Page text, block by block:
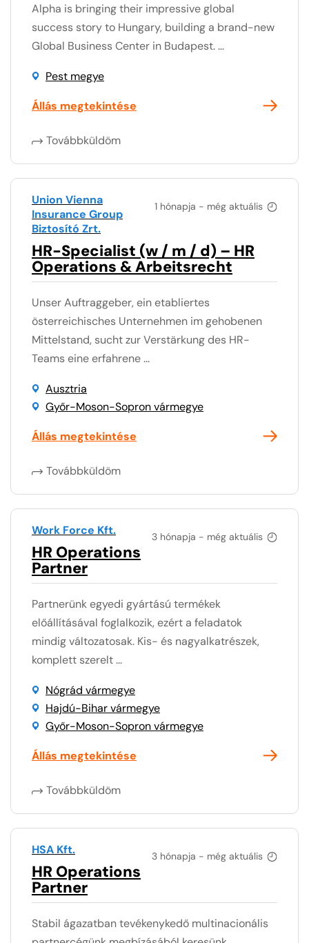
Alpha is bringing their impressive global
success story to Hungary, building a brand-new
Global Business Center in Budapest. ...
Pest megye
Állás megtekintése
Továbbküldöm
1 hónapja - még aktuális
Union Vienna
Insurance Group
Biztosító Zrt.
HR-Specialist (w / m / d) – HR
Operations & Arbeitsrecht
Unser Auftraggeber, ein etabliertes
österreichisches Unternehmen im gehobenen
Mittelstand, sucht zur Verstärkung des HR-
Teams eine erfahrene ...
Ausztria
Győr-Moson-Sopron vármegye
Állás megtekintése
Továbbküldöm
3 hónapja - még aktuális
Work Force Kft.
HR Operations
Partner
Partnerünk egyedi gyártású termékek
előállításával foglalkozik, ezért a feladatok
mindig változatosak. Kis- és nagyalkatrészek,
komplett szerelt ...
Nógrád vármegye
Hajdú-Bihar vármegye
Győr-Moson-Sopron vármegye
Állás megtekintése
Továbbküldöm
3 hónapja - még aktuális
HSA Kft.
HR Operations
Partner
Stabil ágazatban tevékenykedő multinacionális